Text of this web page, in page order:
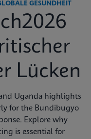
GESUNDHEIT
Lücken
Uganda highlights
for the Bundibugyo
Explore why
is essential for